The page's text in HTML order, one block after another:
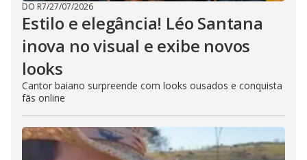
DO R7/27/07/2026
Estilo e elegância! Léo Santana
inova no visual e exibe novos
looks
Cantor baiano surpreende com looks ousados e conquista
fãs online